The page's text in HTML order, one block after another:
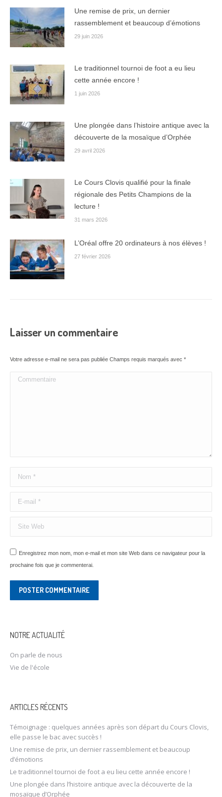
Une remise de prix, un dernier
rassemblement et beaucoup d’émotions
29 juin 2026
Le traditionnel tournoi de foot a eu lieu
cette année encore !
1 juin 2026
Une plongée dans l’histoire antique avec la
découverte de la mosaïque d’Orphée
29 avril 2026
Le Cours Clovis qualifié pour la finale
régionale des Petits Champions de la
lecture !
31 mars 2026
L’Oréal offre 20 ordinateurs à nos élèves !
27 février 2026
Laisser un commentaire
Votre adresse e-mail ne sera pas publiée Champs requis marqués avec *
Commentaire
Nom *
E-mail *
Site Web
Enregistrez mon nom, mon e-mail et mon site Web dans ce navigateur pour la
prochaine fois que je commenterai.
POSTER COMMENTAIRE
NOTRE ACTUALITÉ
On parle de nous
Vie de l'école
ARTICLES RÉCENTS
Témoignage : quelques années après son départ du Cours Clovis,
elle passe le bac avec succès !
Une remise de prix, un dernier rassemblement et beaucoup
d’émotions
Le traditionnel tournoi de foot a eu lieu cette année encore !
Une plongée dans l’histoire antique avec la découverte de la
mosaïque d’Orphée